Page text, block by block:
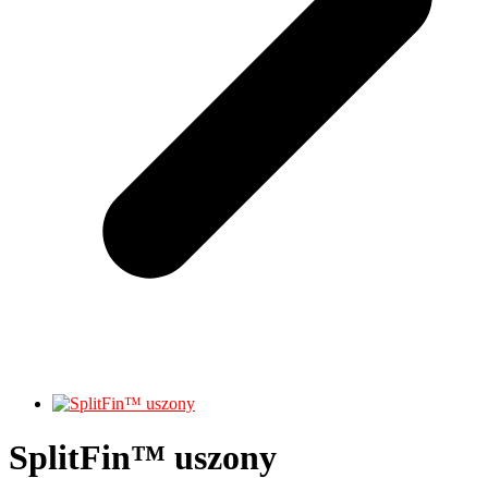
SplitFin™ uszony